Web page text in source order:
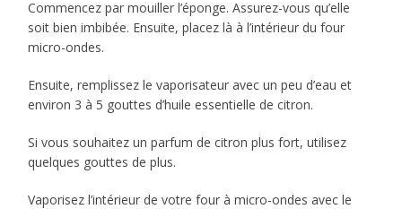
Commencez par mouiller l’éponge. Assurez-vous qu’elle
soit bien imbibée. Ensuite, placez là à l’intérieur du four
micro-ondes.
Ensuite, remplissez le vaporisateur avec un peu d’eau et
environ 3 à 5 gouttes d’huile essentielle de citron.
Si vous souhaitez un parfum de citron plus fort, utilisez
quelques gouttes de plus.
Vaporisez l’intérieur de votre four à micro-ondes avec le